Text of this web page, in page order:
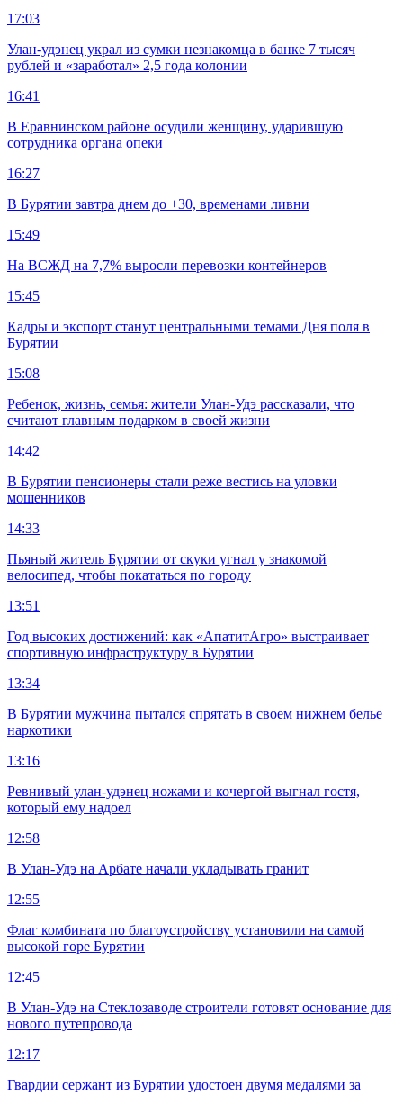
17:03
Улан-удэнец украл из сумки незнакомца в банке 7 тысяч
рублей и «заработал» 2,5 года колонии
16:41
В Еравнинском районе осудили женщину, ударившую
сотрудника органа опеки
16:27
В Бурятии завтра днем до +30, временами ливни
15:49
На ВСЖД на 7,7% выросли перевозки контейнеров
15:45
Кадры и экспорт станут центральными темами Дня поля в
Бурятии
15:08
Ребенок, жизнь, семья: жители Улан-Удэ рассказали, что
считают главным подарком в своей жизни
14:42
В Бурятии пенсионеры стали реже вестись на уловки
мошенников
14:33
Пьяный житель Бурятии от скуки угнал у знакомой
велосипед, чтобы покататься по городу
13:51
Год высоких достижений: как «АпатитАгро» выстраивает
спортивную инфраструктуру в Бурятии
13:34
В Бурятии мужчина пытался спрятать в своем нижнем белье
наркотики
13:16
Ревнивый улан-удэнец ножами и кочергой выгнал гостя,
который ему надоел
12:58
В Улан-Удэ на Арбате начали укладывать гранит
12:55
Флаг комбината по благоустройству установили на самой
высокой горе Бурятии
12:45
В Улан-Удэ на Стеклозаводе строители готовят основание для
нового путепровода
12:17
Гвардии сержант из Бурятии удостоен двумя медалями за